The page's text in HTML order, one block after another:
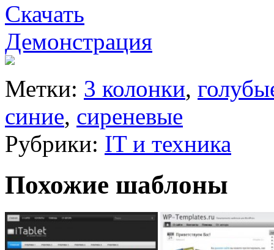
Скачать
Демонстрация
Метки: 3 колонки,
синие, сиреневые
Рубрики: IT и техника
Похожие шаблоны